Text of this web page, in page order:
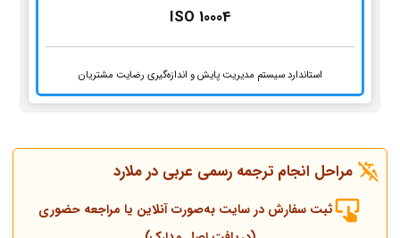
ISO 10004
استاندارد سیستم مدیریت پایش و اندازه‌گیری رضایت مشتریان
مراحل انجام ترجمه رسمی عربی در ملارد
ثبت سفارش در سایت به‌صورت آنلاین یا مراجعه حضوری